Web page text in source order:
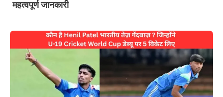
महत्वपूर्ण जानकारी